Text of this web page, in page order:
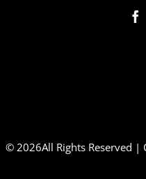
© 2026All Rights Reserved |